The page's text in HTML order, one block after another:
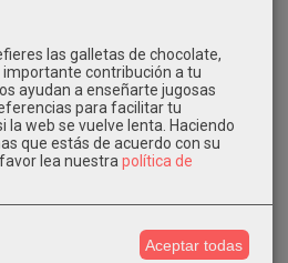
vacío
las galletas de chocolate,
contribución a tu
ayudan a enseñarte jugosas
para facilitar tu
la web se vuelve lenta. Haciendo
que estás de acuerdo con su
lea nuestra política de
Aceptar todas